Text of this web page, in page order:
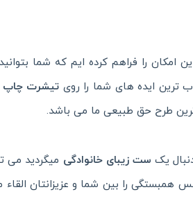
امکان را فراهم کرده ایم که شما بتوانید
ترین ایده های شما را روی تیشرت چاپ
طرح حق طبیعی ما می باشد.
یک ست زیبای خانوادگی میگردید می
همبستگی را بین شما و عزیزانتان